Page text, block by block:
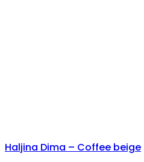
Haljina Dima – Coffee beige